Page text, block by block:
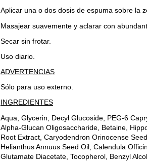
Aplicar una o dos dosis de espuma sobre la
Masajear suavemente y aclarar con
Secar sin frotar.
Uso diario.
ADVERTENCIAS
Sólo para uso externo.
INGREDIENTES
Aqua, Glycerin, Decyl Glucoside, PEG-6
Alpha-Glucan Oligosaccharide, Betaine,
Root Extract, Caryodendron Orinocense
Helianthus Annuus Seed Oil, Calendula
Glutamate Diacetate, Tocopherol, Benzyl